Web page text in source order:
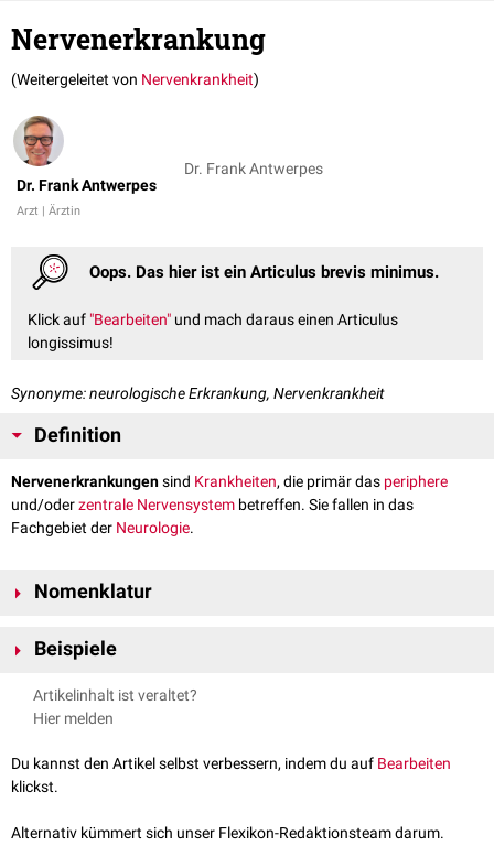
Nervenerkrankung
(Weitergeleitet von Nervenkrankheit)
Dr. Frank Antwerpes
Arzt | Ärztin
Dr. Frank Antwerpes
Oops. Das hier ist ein Articulus brevis minimus.
Klick auf "Bearbeiten" und mach daraus einen Articulus
longissimus!
Synonyme: neurologische Erkrankung, Nervenkrankheit
Definition
Nervenerkrankungensind Krankheiten, die primär das periphere
und/oderzentrale Nervensystem betreffen. Sie fallen in das
Fachgebiet der Neurologie.
Nomenklatur
der Literatur mit unterschiedlicher Bedeutung verwendet. Teilweise
besser alsNeuropathiengelabelt werden.
Beispiele
Amyotrophe Lateralsklerose
Multiple Sklerose
Parkinson-Krankheit
Artikelinhalt ist veraltet?
Hier melden
Du kannst den Artikel selbst verbessern, indem du auf Bearbeiten
klickst.
Alternativ kümmert sich unser Flexikon-Redaktionsteam darum.